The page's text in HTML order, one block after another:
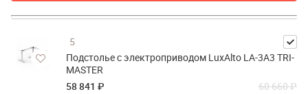
5
Подстолье с электроприводом LuxAlto LA-3A3 TRI-
MASTER
58 841 ₽
60 660 ₽